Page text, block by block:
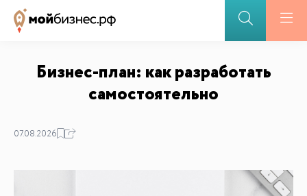
Бизнес-план: как разработать
самостоятельно
07.08.2026